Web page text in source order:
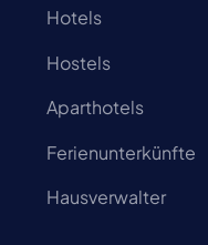
Hotels
Hostels
Aparthotels
Ferienunterkünfte
Hausverwalter